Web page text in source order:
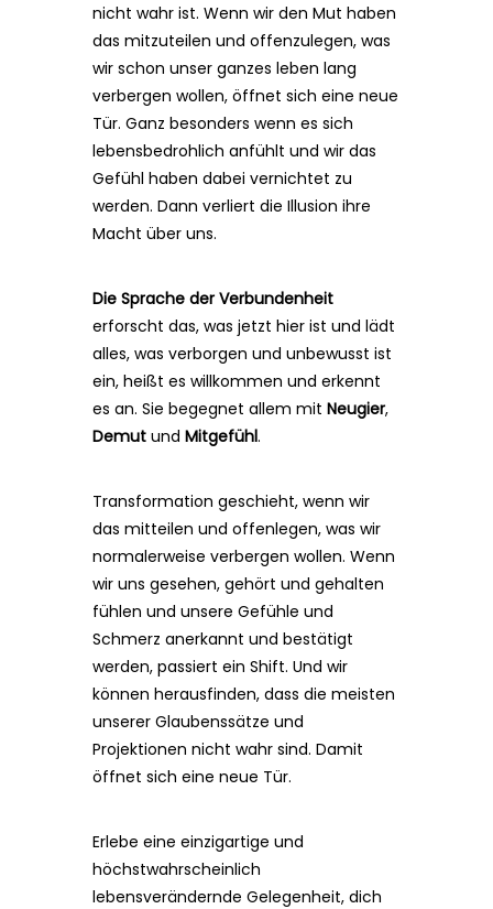
nicht wahr ist. Wenn wir den Mut haben
das mitzuteilen und offenzulegen, was
wir schon unser ganzes leben lang
verbergen wollen, öffnet sich eine neue
Tür. Ganz besonders wenn es sich
lebensbedrohlich anfühlt und wir das
Gefühl haben dabei vernichtet zu
werden. Dann verliert die Illusion ihre
Macht über uns.
Die Sprache der Verbundenheit
erforscht das, was jetzt hier ist und lädt
alles, was verborgen und unbewusst ist
ein, heißt es willkommen und erkennt
es an. Sie begegnet allem mit Neugier,
Demut und Mitgefühl.
Transformation geschieht, wenn wir
das mitteilen und offenlegen, was wir
normalerweise verbergen wollen. Wenn
wir uns gesehen, gehört und gehalten
fühlen und unsere Gefühle und
Schmerz anerkannt und bestätigt
werden, passiert ein Shift. Und wir
können herausfinden, dass die meisten
unserer Glaubenssätze und
Projektionen nicht wahr sind. Damit
öffnet sich eine neue Tür.
Erlebe eine einzigartige und
höchstwahrscheinlich
lebensverändernde Gelegenheit, dich